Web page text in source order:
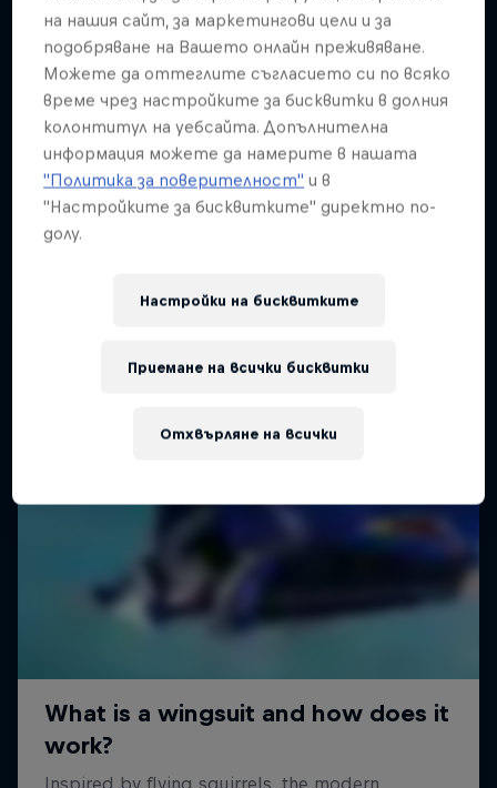
на нашия сайт, за маркетингови цели и за
подобряване на Вашето онлайн преживяване.
Можете да оттеглите съгласието си по всяко
време чрез настройките за бисквитки в долния
колонтитул на уебсайта. Допълнителна
информация можете да намерите в нашата
"Политика за поверителност" и в
"Настройките за бисквитките" директно по-
долу.
Настройки на бисквитките
Отхвърляне на всички
Приемане на всички бисквитки